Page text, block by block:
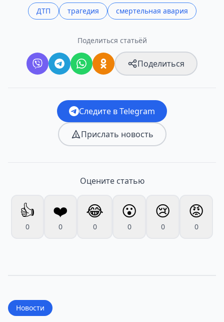
ДТП трагедия смертельная авария
Поделиться статьёй
Поделиться
Следите в Telegram
Прислать новость
Оцените статью
👍
0
❤️
0
😂
0
😮
0
😢
0
😡
0
Новости